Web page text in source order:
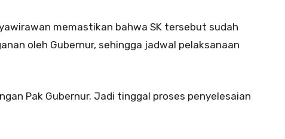
memastikan bahwa SK tersebut sudah
oleh Gubernur, sehingga jadwal pelaksanaan
Pak Gubernur. Jadi tinggal proses penyelesaian